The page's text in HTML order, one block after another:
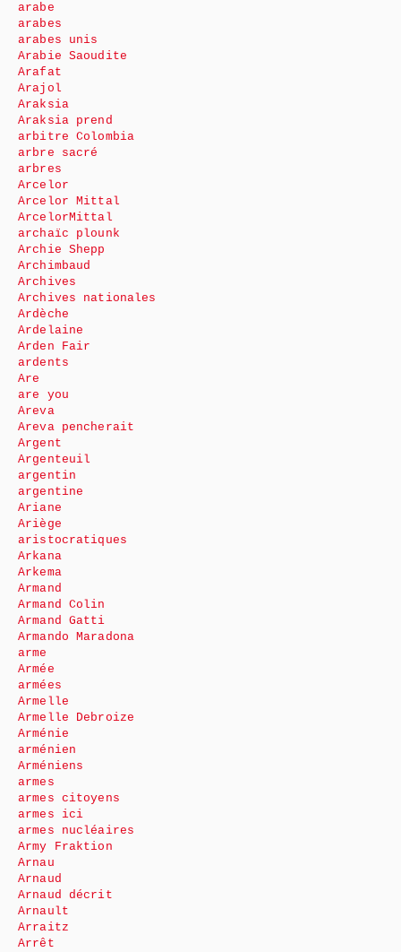
arabe
arabes
arabes unis
Arabie Saoudite
Arafat
Arajol
Araksia
Araksia prend
arbitre Colombia
arbre sacré
arbres
Arcelor
Arcelor Mittal
ArcelorMittal
archaïc plounk
Archie Shepp
Archimbaud
Archives
Archives nationales
Ardèche
Ardelaine
Arden Fair
ardents
Are
are you
Areva
Areva pencherait
Argent
Argenteuil
argentin
argentine
Ariane
Ariège
aristocratiques
Arkana
Arkema
Armand
Armand Colin
Armand Gatti
Armando Maradona
arme
Armée
armées
Armelle
Armelle Debroize
Arménie
arménien
Arméniens
armes
armes citoyens
armes ici
armes nucléaires
Army Fraktion
Arnau
Arnaud
Arnaud décrit
Arnault
Arraitz
Arrêt